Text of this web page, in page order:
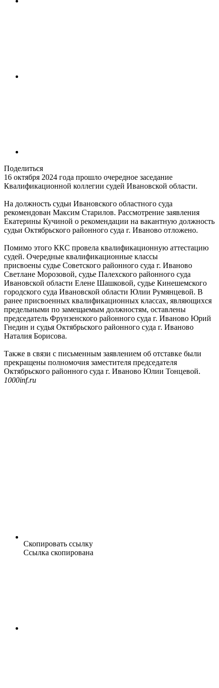
Поделиться
16 октября 2024 года прошло очередное заседание
Квалификационной коллегии судей Ивановской области.
На должность судьи Ивановского областного суда
рекомендован Максим Старилов. Рассмотрение заявления
Екатерины Кучиной о рекомендации на вакантную должность
судьи Октябрьского районного суда г. Иваново отложено.
Помимо этого ККС провела квалификационную аттестацию
судей. Очередные квалификационные классы
присвоены судье Советского районного суда г. Иваново
Светлане Морозовой, судье Палехского районного суда
Ивановской области Елене Шашковой, судье Кинешемского
городского суда Ивановской области Юлии Румянцевой. В
ранее присвоенных квалификационных классах, являющихся
предельными по замещаемым должностям, оставлены
председатель Фрунзенского районного суда г. Иваново Юрий
Гнедин и судья Октябрьского районного суда г. Иваново
Наталия Борисова.
Также в связи с письменным заявлением об отставке были
прекращены полномочия заместителя председателя
Октябрьского районного суда г. Иваново Юлии Тонцевой.
1000inf.ru
Скопировать ссылку
Ссылка скопирована